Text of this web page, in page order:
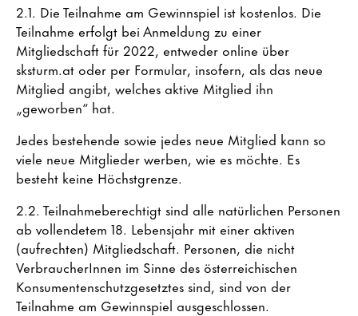
2.1. Die Teilnahme am Gewinnspiel ist kostenlos. Die
Teilnahme erfolgt bei Anmeldung zu einer
Mitgliedschaft für 2022, entweder online über
sksturm.at oder per Formular, insofern, als das neue
Mitglied angibt, welches aktive Mitglied ihn
„geworben“ hat.
Jedes bestehende sowie jedes neue Mitglied kann so
viele neue Mitglieder werben, wie es möchte. Es
besteht keine Höchstgrenze.
2.2. Teilnahmeberechtigt sind alle natürlichen Personen
ab vollendetem 18. Lebensjahr mit einer aktiven
(aufrechten) Mitgliedschaft. Personen, die nicht
VerbraucherInnen im Sinne des österreichischen
Konsumentenschutzgesetztes sind, sind von der
Teilnahme am Gewinnspiel ausgeschlossen.